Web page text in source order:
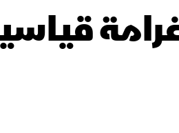
اقتصاد
غرامة